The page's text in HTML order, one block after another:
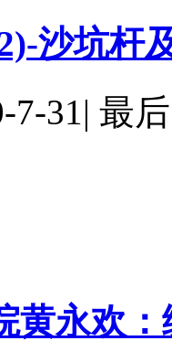
沙坑杆
7-31| 最
黄永欢